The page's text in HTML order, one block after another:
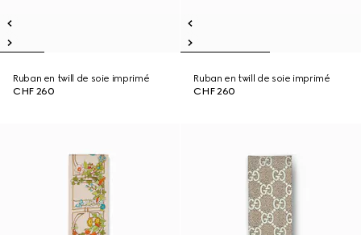
Ruban en twill de soie imprimé
CHF 260
Ruban en twill de soie imprimé
CHF 260